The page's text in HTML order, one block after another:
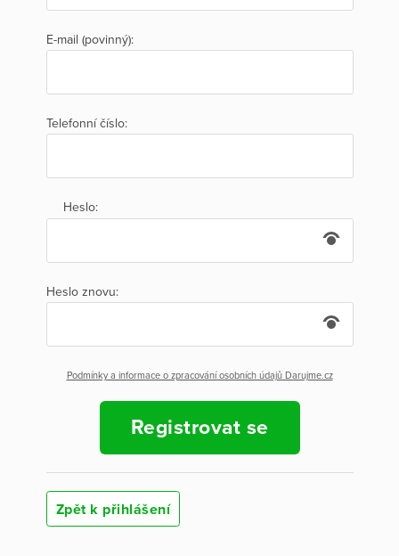
E-mail (povinný):
Telefonní číslo:
Heslo:
Heslo znovu:
Podmínky a informace o zpracování osobních údajů Darujme.cz
Registrovat se
Zpět k přihlášení